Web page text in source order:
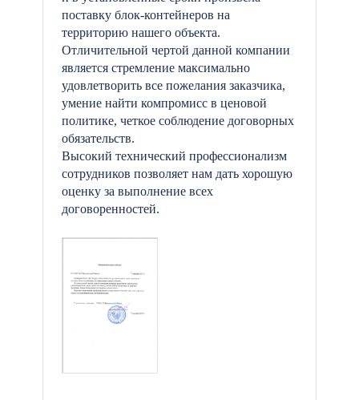
поставку блок-контейнеров на
территорию нашего объекта.
Отличительной чертой данной компании
является стремление максимально
удовлетворить все пожелания заказчика,
умение найти компромисс в ценовой
политике, четкое соблюдение договорных
обязательств.
Высокий технический профессионализм
сотрудников позволяет нам дать хорошую
оценку за выполнение всех
договоренностей.